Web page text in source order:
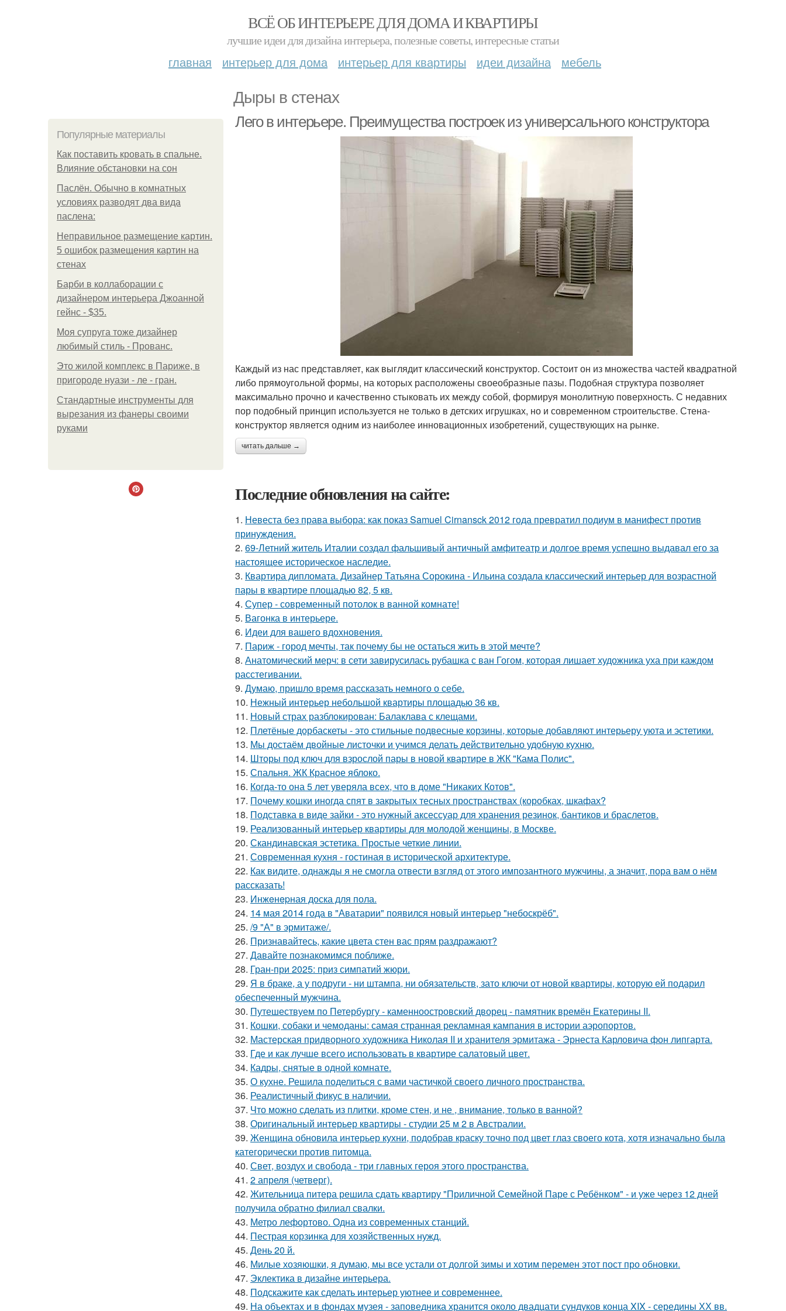
ВСЁ ОБ ИНТЕРЬЕРЕ ДЛЯ ДОМА И КВАРТИРЫ
лучшие идеи для дизайна интерьера, полезные советы, интересные статьи
главная интерьер для дома интерьер для квартиры идеи дизайна мебель
Дыры в стенах
Популярные материалы
Как поставить кровать в спальне.
Влияние обстановки на сон
Паслён. Обычно в комнатных
условиях разводят два вида
паслена:
Неправильное размещение картин.
5 ошибок размещения картин на
стенах
Барби в коллаборации с
дизайнером интерьера Джоанной
гейнс - $35.
Моя супруга тоже дизайнер
любимый стиль - Прованс.
Это жилой комплекс в Париже, в
пригороде нуази - ле - гран.
Стандартные инструменты для
вырезания из фанеры своими
руками
Лего в интерьере. Преимущества построек из универсального конструктора
Каждый из нас представляет, как выглядит классический конструктор. Состоит он из множества частей квадратной
либо прямоугольной формы, на которых расположены своеобразные пазы. Подобная структура позволяет
максимально прочно и качественно стыковать их между собой, формируя монолитную поверхность. С недавних
пор подобный принцип используется не только в детских игрушках, но и современном строительстве. Стена-
конструктор является одним из наиболее инновационных изобретений, существующих на рынке.
читать дальше →
Последние обновления на сайте:
1. Невеста без права выбора: как показ Samuel Cirnansck 2012 года превратил подиум в манифест против
принуждения.
2. 69-Летний житель Италии создал фальшивый античный амфитеатр и долгое время успешно выдавал его за
настоящее историческое наследие.
3. Квартира дипломата. Дизайнер Татьяна Сорокина - Ильина создала классический интерьер для возрастной
пары в квартире площадью 82, 5 кв.
4. Супер - современный потолок в ванной комнате!
5. Вагонка в интерьере.
6. Идеи для вашего вдохновения.
7. Париж - город мечты, так почему бы не остаться жить в этой мечте?
8. Анатомический мерч: в сети завирусилась рубашка с ван Гогом, которая лишает художника уха при каждом
расстегивании.
9. Думаю, пришло время рассказать немного о себе.
10. Нежный интерьер небольшой квартиры площадью 36 кв.
11. Новый страх разблокирован: Балаклава с клещами.
12. Плетёные дорбаскеты - это стильные подвесные корзины, которые добавляют интерьеру уюта и эстетики.
13. Мы достаём двойные листочки и учимся делать действительно удобную кухню.
14. Шторы под ключ для взрослой пары в новой квартире в ЖК "Кама Полис".
15. Спальня. ЖК Красное яблоко.
16. Когда-то она 5 лет уверяла всех, что в доме "Никаких Котов".
17. Почему кошки иногда спят в закрытых тесных пространствах (коробках, шкафах?
18. Подставка в виде зайки - это нужный аксессуар для хранения резинок, бантиков и браслетов.
19. Реализованный интерьер квартиры для молодой женщины, в Москве.
20. Скандинавская эстетика. Простые четкие линии.
21. Современная кухня - гостиная в исторической архитектуре.
22. Как видите, однажды я не смогла отвести взгляд от этого импозантного мужчины, а значит, пора вам о нём
рассказать!
23. Инжeнepная доска для пола.
24. 14 мая 2014 года в "Аватарии" появился новый интерьер "небоскрёб".
25. /9 "А" в эрмитаже/.
26. Признавайтесь, какие цвета стен вас прям раздражают?
27. Давайте познакомимся поближе.
28. Гран-при 2025: приз симпатий жюри.
29. Я в браке, а у подруги - ни штампа, ни обязательств, зато ключи от новой квартиры, которую ей подарил
обеспеченный мужчина.
30. Путешествуем по Петербургу - каменноостровский дворец - памятник времён Екатерины II.
31. Кошки, собаки и чемоданы: самая странная рекламная кампания в истории аэропортов.
32. Мастерская придворного художника Николая II и хранителя эрмитажа - Эрнеста Карловича фон липгарта.
33. Где и как лучше всего использовать в квартире салатовый цвет.
34. Кадры, снятые в одной комнате.
35. О кухне. Решила поделиться с вами частичкой своего личного пространства.
36. Реалистичный фикус в наличии.
37. Что можно сделать из плитки, кроме стен, и не , внимание, только в ванной?
38. Оригинальный интерьер квартиры - студии 25 м 2 в Австралии.
39. Женщина обновила интерьер кухни, подобрав краску точно под цвет глаз своего кота, хотя изначально была
категорически против питомца.
40. Свет, воздух и свобода - три главных героя этого пространства.
41. 2 апреля (четверг).
42. Жительница питера решила сдать квартиру "Приличной Семейной Паре с Ребёнком" - и уже через 12 дней
получила обратно филиал свалки.
43. Метро лефортово. Одна из современных станций.
44. Пестрая корзинка для хозяйственных нужд.
45. День 20 й.
46. Милые хозяюшки, я думаю, мы все устали от долгой зимы и хотим перемен этот пост про обновки.
47. Эклектика в дизайне интерьера.
48. Подскажите как сделать интерьер уютнее и современнее.
49. На объектах и в фондах музея - заповедника хранится около двадцати сундуков конца XIX - середины ХХ вв.